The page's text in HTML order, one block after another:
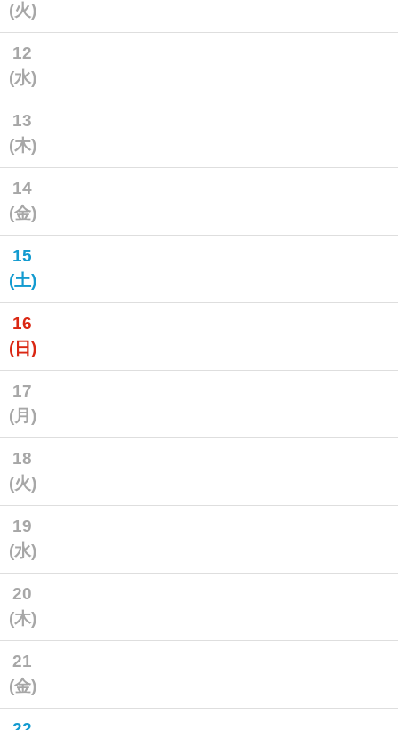
(火)
12
(水)
13
(木)
14
(金)
15
(土)
16
(日)
17
(月)
18
(火)
19
(水)
20
(木)
21
(金)